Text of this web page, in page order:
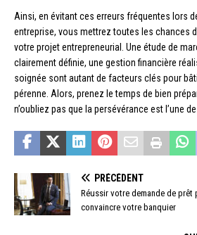
Ainsi, en évitant ces erreurs fréquentes lors
entreprise, vous mettrez toutes les chances
votre projet entrepreneurial. Une étude de
clairement définie, une gestion financière
soignée sont autant de facteurs clés pour
pérenne. Alors, prenez le temps de bien
n’oubliez pas que la persévérance est l’une
PRÉCÉDENT
Réussir votre demande de
convaincre votre banquier